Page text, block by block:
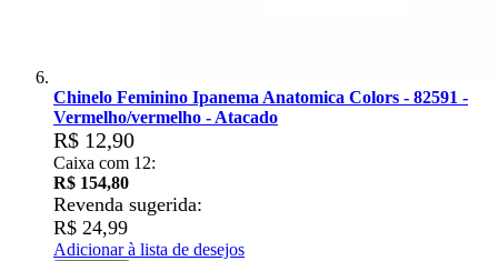
Chinelo Feminino Ipanema Anatomica Colors - 82591 -
Vermelho/vermelho - Atacado
R$ 12,90
Caixa com 12:
R$ 154,80
Revenda sugerida:
R$ 24,99
Adicionar à lista de desejos